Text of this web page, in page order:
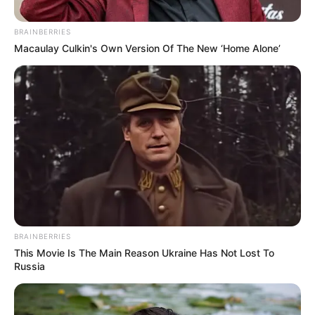
BRAINBERRIES
Macaulay Culkin's Own Version Of The New ‘Home Alone’
BRAINBERRIES
This Movie Is The Main Reason Ukraine Has Not Lost To
Russia